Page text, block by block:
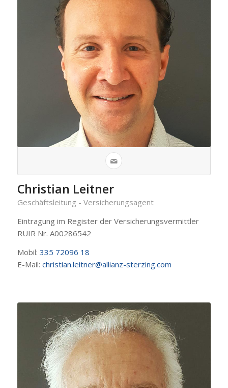
Christian Leitner
Geschäftsleitung - Versicherungsagent
Eintragung im Register der Versicherungsvermittler
RUIR Nr. A00286542
Mobil: 335 72096 18
E-Mail: christian.leitner@allianz-sterzing.com